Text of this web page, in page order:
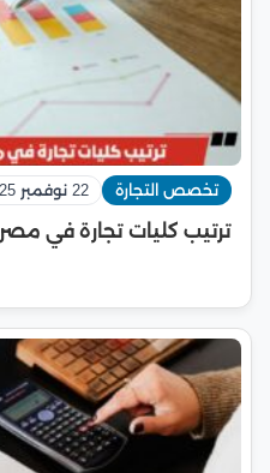
تخصص التجارة 22 نوفمبر 2025
ترتيب كليات تجارة في مصر